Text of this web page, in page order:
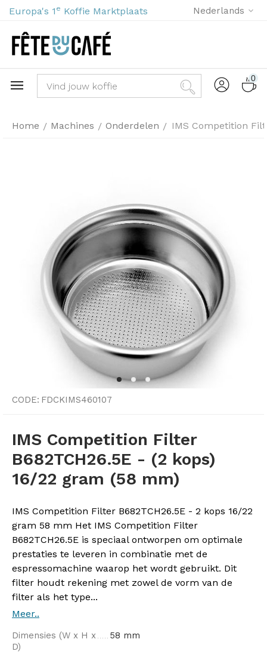
Europa's 1 e Koffie Marktplaats Nederlands
0
Home / Machines / Onderdelen / IMS Competition
CODE: FDCKIMS460107
IMS Competition Filter
B682TCH26.5E - (2 kops)
16/22 gram (58 mm)
IMS Competition Filter B682TCH26.5E - 2 kops 16/22
gram 58 mm Het IMS Competition Filter
B682TCH26.5E is speciaal ontworpen om optimale
prestaties te leveren in combinatie met de
espressomachine waarop het wordt gebruikt. Dit
filter houdt rekening met zowel de vorm van de
filter als het type...
Meer..
Dimensies (W x H x
D)
58 mm